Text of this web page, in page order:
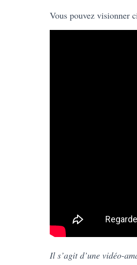
Vous pouvez visionner
Il s’agit d’une vidéo-